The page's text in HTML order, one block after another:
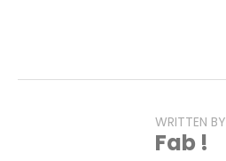
WRITTEN BY
Fab !